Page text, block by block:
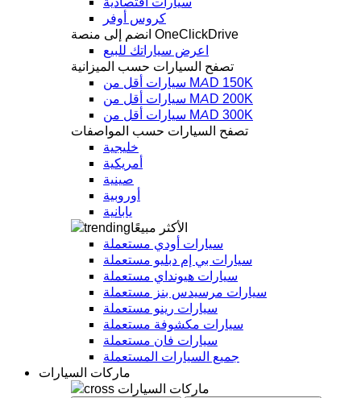
كروس أوفر
انضم إلى منصة OneClickDrive
اعرض سياراتك للبيع
تصفح السيارات حسب الميزانية
سيارات أقل من MAD 150K
سيارات أقل من MAD 200K
سيارات أقل من MAD 300K
تصفح السيارات حسب المواصفات
خليجية
أمريكية
صينية
أوروبية
يابانية
الأكثر مبيعًا
سيارات أودي مستعملة
سيارات بي إم دبليو مستعملة
سيارات هيونداي مستعملة
سيارات مرسيدس بنز مستعملة
سيارات رينو مستعملة
سيارات مكشوفة مستعملة
سيارات فان مستعملة
جميع السيارات المستعملة
ماركات السيارات
ماركات السيارات